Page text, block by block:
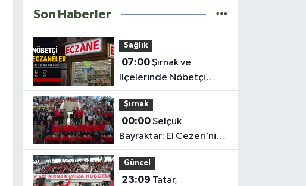
Son Haberler
Sağlık
07:00Şırnak ve
İlçelerinde Nöbetçi
Eczaneler Belli Oldu
(10-11 Ağustos)
Şırnak
00:00Selçuk
Bayraktar; El Cezeri’nin
mirası yolumuzu
aydınlatıyor
Güncel
23:09